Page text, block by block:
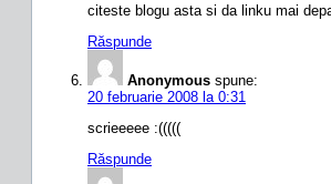
citeste blogu asta si da linku mai
Răspunde
Anonymous spune:
20 februarie 2008 la 0:31
scrieeeee :(((((
Răspunde